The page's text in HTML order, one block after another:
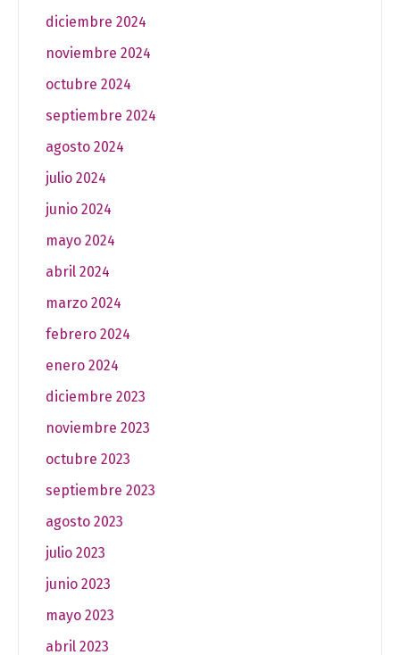
diciembre 2024
noviembre 2024
octubre 2024
septiembre 2024
agosto 2024
julio 2024
junio 2024
mayo 2024
abril 2024
marzo 2024
febrero 2024
enero 2024
diciembre 2023
noviembre 2023
octubre 2023
septiembre 2023
agosto 2023
julio 2023
junio 2023
mayo 2023
abril 2023